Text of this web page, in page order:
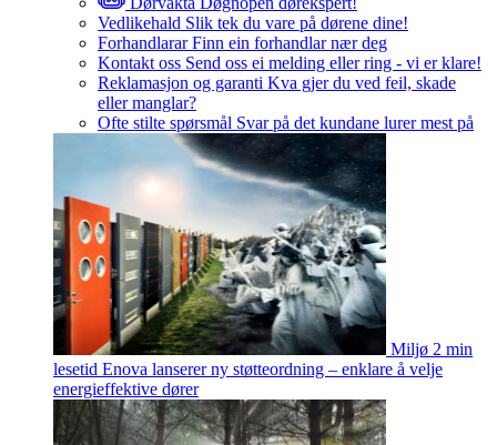
Vedlikehald Slik tek du vare på dørene dine!
Forhandlarar Finn ein forhandlar nær deg
Kontakt oss Send oss ei melding eller ring - vi er klare!
Reklamasjon og garanti Kva gjer du ved feil, skade
eller manglar?
Ofte stilte spørsmål Svar på det kundane lurer mest på
Miljø 2 min
lesetid Enova lanserer ny støtteordning – enklare å velje
energieffektive dører